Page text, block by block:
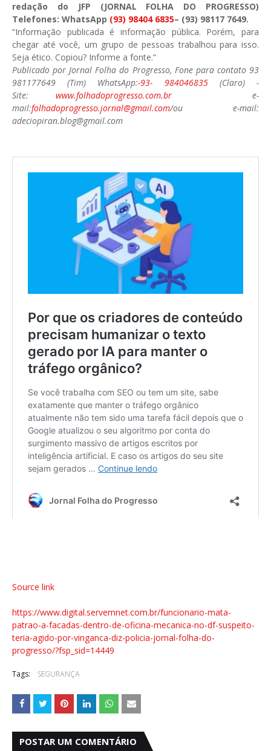
redação do JFP (JORNAL FOLHA DO PROGRESSO)
Telefones: WhatsApp (93) 98404 6835– (93) 98117 7649.
“Informação publicada é informação pública. Porém, para
chegar até você, um grupo de pessoas trabalhou para isso.
Seja ético. Copiou? Informe a fonte.”
Publicado por Jornal Folha do Progresso, Fone para contato 93
981177649 (Tim) WhatsApp:-93- 984046835(Claro) -
Site: www.folhadoprogresso.com.bre-
mail:folhadoprogresso.jornal@gmail.com/ou e-mail:
adeciopiran.blog@gmail.com
Source link
https://www.digital.servemnet.com.br/funcionario-mata-
patrao-a-facadas-dentro-de-oficina-mecanica-no-df-suspeito-
teria-agido-por-vinganca-diz-policia-jornal-folha-do-
progresso/?fsp_sid=14449
Tags: SEGURANÇA
POSTAR UM COMENTÁRIO